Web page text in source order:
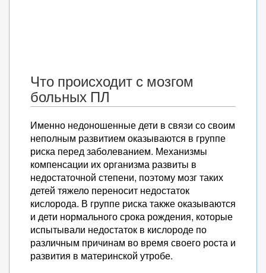
Что происходит с мозгом
больных ПЛ
Именно недоношенные дети в связи со своим
неполным развитием оказываются в группе
риска перед заболеванием. Механизмы
компенсации их организма развиты в
недостаточной степени, поэтому мозг таких
детей тяжело переносит недостаток
кислорода. В группе риска также оказываются
и дети нормального срока рождения, которые
испытывали недостаток в кислороде по
различным причинам во время своего роста и
развития в материнской утробе.